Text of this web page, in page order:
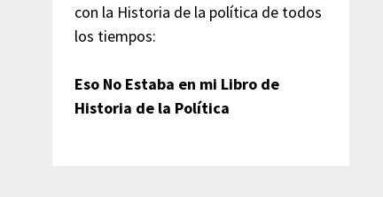
con la Historia de la política de todos
los tiempos:
Eso No Estaba en mi Libro de
Historia de la Política